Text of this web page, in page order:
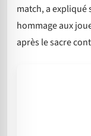
match, a
hommage aux
après le sacre